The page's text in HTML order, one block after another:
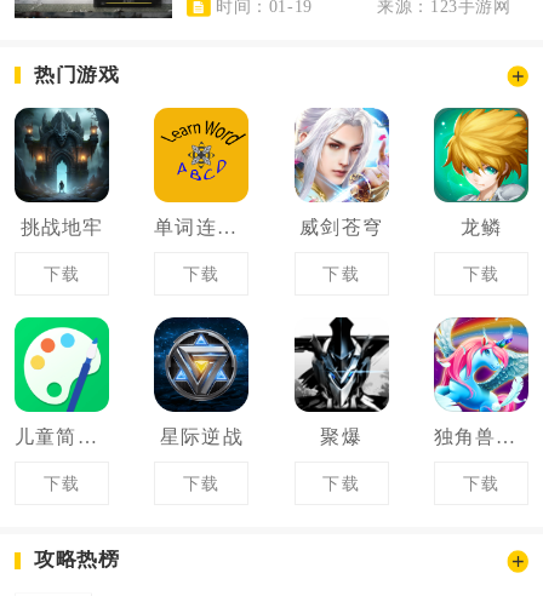
时间：01-19
来源：123手游网
热门游戏
挑战地牢
下载
单词连连看
下载
威剑苍穹
下载
龙鳞
下载
儿童简笔画画板
下载
星际逆战
下载
聚爆
下载
独角兽和精灵仙子
下载
攻略热榜